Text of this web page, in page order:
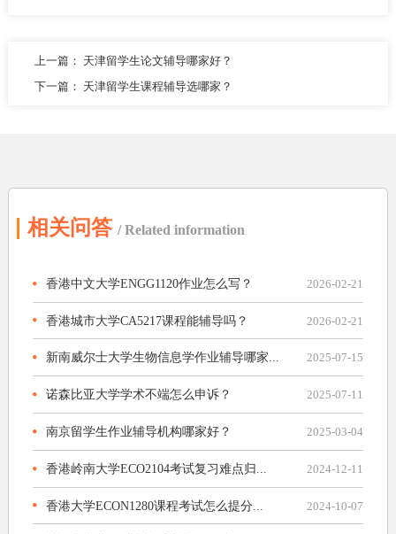
上一篇： 天津留学生论文辅导哪家好？
下一篇： 天津留学生课程辅导选哪家？
相关问答 / Related information
香港中文大学ENGG1120作业怎么写？ 2026-02-21
香港城市大学CA5217课程能辅导吗？ 2026-02-21
新南威尔士大学生物信息学作业辅导哪家... 2025-07-15
诺森比亚大学学术不端怎么申诉？ 2025-07-11
南京留学生作业辅导机构哪家好？ 2025-03-04
香港岭南大学ECO2104考试复习难点归... 2024-12-11
香港大学ECON1280课程考试怎么提分... 2024-10-07